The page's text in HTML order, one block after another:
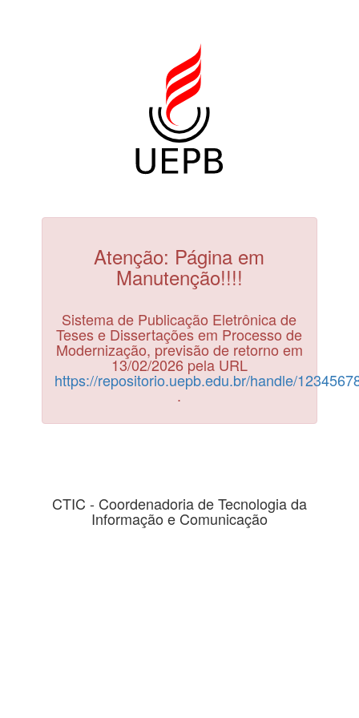
Atenção: Página em
Manutenção!!!!
Sistema de Publicação Eletrônica de
Teses e Dissertações em Processo de
Modernização, previsão de retorno em
13/02/2026 pela URL
https://repositorio.uepb.edu.br/handle/
.
CTIC - Coordenadoria de Tecnologia da
Informação e Comunicação